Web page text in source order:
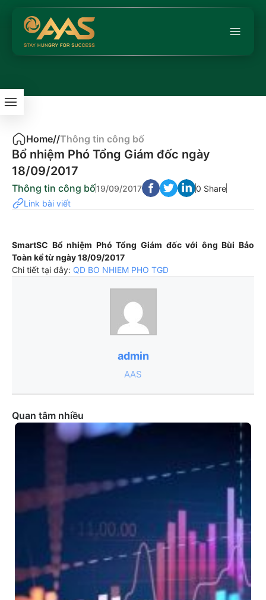
Home//Thông tin công bố
Bổ nhiệm Phó Tổng Giám đốc ngày
18/09/2017
Thông tin công bố19/09/2017
0 Share
Link bài viết
SmartSC Bổ nhiệm Phó Tổng Giám đốc với ông Bùi Bảo
Toàn kể từ ngày 18/09/2017
Chi tiết tại đây: QD BO NHIEM PHO TGD
admin
AAS
Quan tâm nhiều